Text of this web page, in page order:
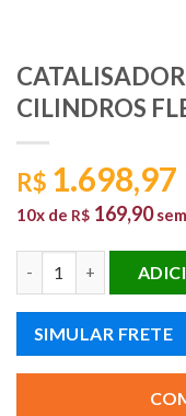
CILINDROS
R$ 1.698,97
10x de R$ 169,90
SIMULAR FRETE